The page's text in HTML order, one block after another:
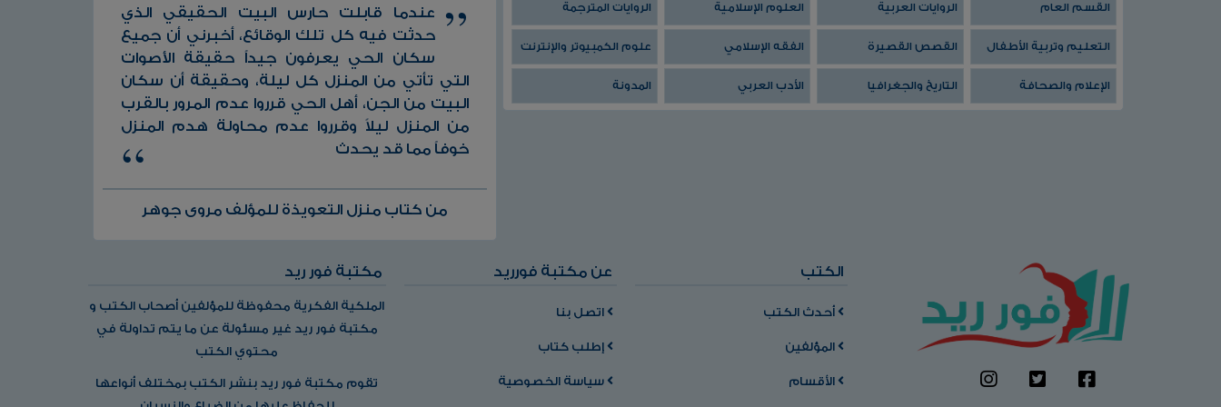
القسم العام الروايات العربية العلوم الإسلامية الروايات المترجمة
التعليم وتربية الأطفال القصص القصيرة الفقه الإسلامي علوم الكمبيوتر والإنترنت
الإعلام والصحافة التاريخ والجغرافيا الأدب العربي المدونة
عندما قابلت حارس البيت الحقيقي الذي
حدثت فيه كل تلك الوقائع، أخبرني أن جميع
سكان الحي يعرفون جيداً حقيقة الأصوات
التي تأتي من المنزل كل ليلة، وحقيقة أن سكان
البيت من الجن، أهل الحي قرروا عدم المرور بالقرب
من المنزل ليلاً وقرروا عدم محاولة هدم المنزل
خوفاً مما قد يحدث
من كتاب منزل التعويذة للمؤلف مروى جوهر
مكتبة فور ريد
الملكية الفكرية محفوظة للمؤلفين أصحاب الكتب و
مكتبة فور ريد غير مسئولة عن ما يتم تداولة في
محتوي الكتب
تقوم مكتبة فور ريد بنشر الكتب بمختلف أنواعها
عن مكتبة فورريد
اتصل بنا
إطلب كتاب
سياسة الخصوصية
الكتب
أحدث الكتب
المؤلفين
الأقسام